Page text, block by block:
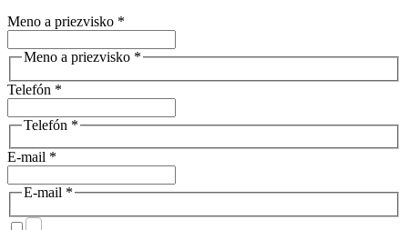
Meno a priezvisko *
Meno a priezvisko *
Telefón *
Telefón *
E-mail *
E-mail *